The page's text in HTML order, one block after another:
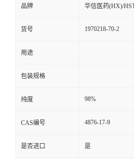
品牌 华信医药(HX)/
货号 1970218-70-2
用途
包装规格
纯度 98%
CAS编号 4876-17-9
是否进口 是